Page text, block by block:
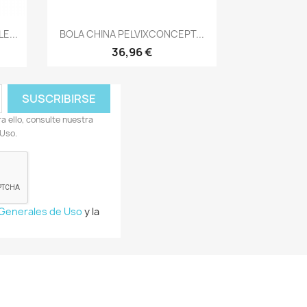
Vista rápida
BOLA CHINA PELVIXCONCEPT...
36,96 €
ello, consulte nuestra
de Uso y la